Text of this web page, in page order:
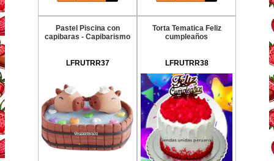
Pastel Piscina con
capibaras - Capibarismo
LFRUTRR37
Torta Tematica Feliz
cumpleaños
LFRUTRR38